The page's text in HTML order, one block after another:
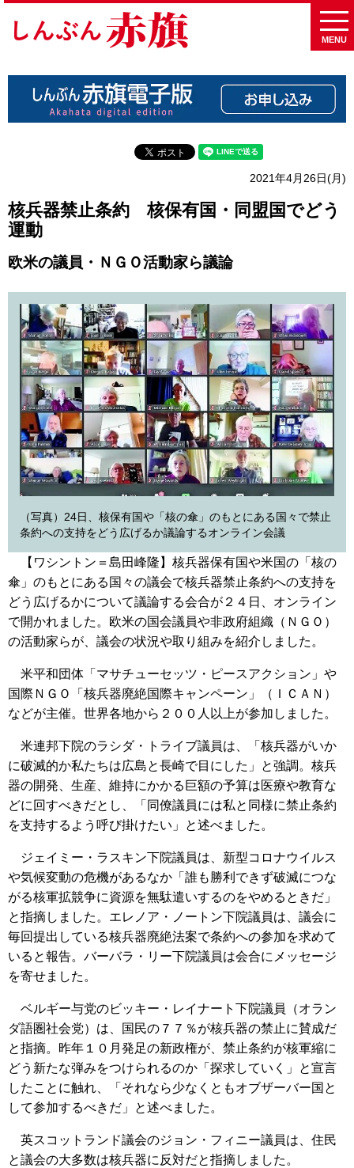
MENU
2021年4月26日(月)
核兵器禁止条約 核保有国・同盟国でどう
運動
欧米の議員・ＮＧＯ活動家ら議論
（写真）24日、核保有国や「核の傘」のもとにある国々で禁止
条約への支持をどう広げるか議論するオンライン会議
【ワシントン＝島田峰隆】核兵器保有国や米国の「核の
傘」のもとにある国々の議会で核兵器禁止条約への支持を
どう広げるかについて議論する会合が２４日、オンライン
で開かれました。欧米の国会議員や非政府組織（ＮＧＯ）
の活動家らが、議会の状況や取り組みを紹介しました。
米平和団体「マサチューセッツ・ピースアクション」や
国際ＮＧＯ「核兵器廃絶国際キャンペーン」（ＩＣＡＮ）
などが主催。世界各地から２００人以上が参加しました。
米連邦下院のラシダ・トライブ議員は、「核兵器がいか
に破滅的か私たちは広島と長崎で目にした」と強調。核兵
器の開発、生産、維持にかかる巨額の予算は医療や教育な
どに回すべきだとし、「同僚議員には私と同様に禁止条約
を支持するよう呼び掛けたい」と述べました。
ジェイミー・ラスキン下院議員は、新型コロナウイルス
や気候変動の危機があるなか「誰も勝利できず破滅につな
がる核軍拡競争に資源を無駄遣いするのをやめるときだ」
と指摘しました。エレノア・ノートン下院議員は、議会に
毎回提出している核兵器廃絶法案で条約への参加を求めて
いると報告。バーバラ・リー下院議員は会合にメッセージ
を寄せました。
ベルギー与党のビッキー・レイナート下院議員（オラン
ダ語圏社会党）は、国民の７７％が核兵器の禁止に賛成だ
と指摘。昨年１０月発足の新政権が、禁止条約が核軍縮に
どう新たな弾みをつけられるのか「探求していく」と宣言
したことに触れ、「それなら少なくともオブザーバー国と
して参加するべきだ」と述べました。
英スコットランド議会のジョン・フィニー議員は、住民
と議会の大多数は核兵器に反対だと指摘しました。